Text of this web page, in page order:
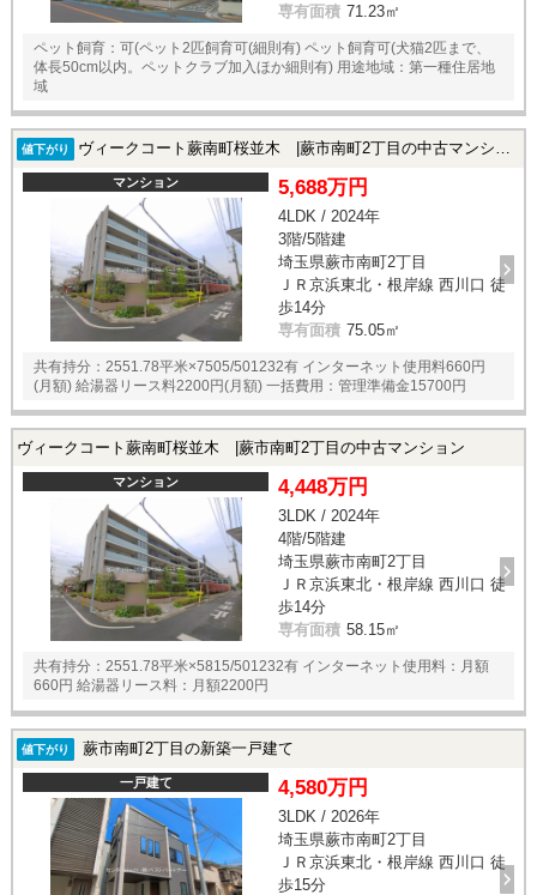
専有面積 71.23㎡
ペット飼育：可(ペット2匹飼育可(細則有) ペット飼育可(犬猫2匹まで、
体長50cm以内。ペットクラブ加入ほか細則有) 用途地域：第一種住居地
域
値下がり ヴィークコート蕨南町桜並木 |蕨市南町2丁目の中古マンション
マンション 5,688万円
4LDK / 2024年
3階/5階建
埼玉県蕨市南町2丁目
ＪＲ京浜東北・根岸線 西川口 徒
歩14分
専有面積 75.05㎡
共有持分：2551.78平米×7505/501232有 インターネット使用料660円
(月額) 給湯器リース料2200円(月額) 一括費用：管理準備金15700円
ヴィークコート蕨南町桜並木 |蕨市南町2丁目の中古マンション
マンション 4,448万円
3LDK / 2024年
4階/5階建
埼玉県蕨市南町2丁目
ＪＲ京浜東北・根岸線 西川口 徒
歩14分
専有面積 58.15㎡
共有持分：2551.78平米×5815/501232有 インターネット使用料：月額
660円 給湯器リース料：月額2200円
値下がり 蕨市南町2丁目の新築一戸建て
一戸建て 4,580万円
3LDK / 2026年
埼玉県蕨市南町2丁目
ＪＲ京浜東北・根岸線 西川口 徒
歩15分